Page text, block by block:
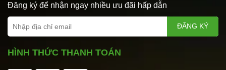
Đăng ký để nhận ngay nhiều ưu đãi hấp dẫn
ĐĂNG KÝ
HÌNH THỨC THANH TOÁN